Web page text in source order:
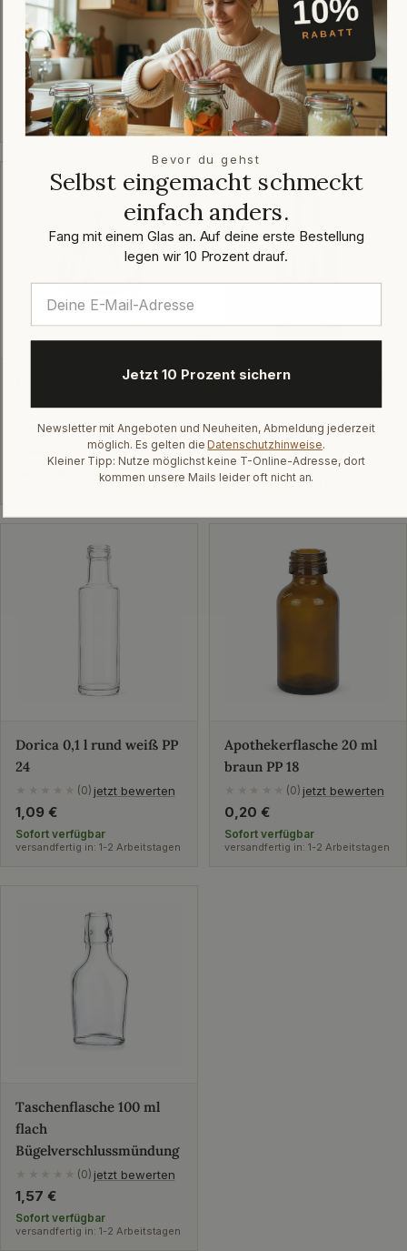
Bügelverschluss-
Mündung
★★★★★ (0) jetzt bewerten
Regulärer
Preis
1,07 €
Sofort verfügbar
versandfertig in: 1-2 Arbeitstagen
PP 18
★★★★★ jetzt bewerten
Regulärer
Preis
0,69 €
Ausverkauft
Herzflasche Passion 50
ml Weiß 11,5 mm RB
★★★★★(0)jetzt bewerten
Preis
Sofort verfügbar
versandfertig in: 1-2 Arbeitstagen
Nocturne-Flasche 100 ml
Weiß PP 22 mm
★★★★★(0)jetzt bewerten
Regulärer
Preis
1,68 €
Sofort verfügbar
versandfertig in: 1-2 Arbeitstagen
Dorica 0,1 l rund weiß PP
24
(0) jetzt bewerten
Regulärer
Preis
1,09 €
Sofort verfügbar
versandfertig in: 1-2 Arbeitstagen
Apothekerflasche 20 ml
braun PP 18
(0) jetzt bewerten
Regulärer
Preis
0,20 €
Sofort verfügbar
versandfertig in: 1-2 Arbeitstagen
Taschenflasche 100 ml
flach
Bügelverschlussmündung
(0) jetzt bewerten
Regulärer
Preis
1,57 €
Sofort verfügbar
versandfertig in: 1-2 Arbeitstagen
Bevor du gehst
Selbst eingemacht schmeckt
einfach anders.
Fang mit einem Glas an. Auf deine erste Bestellung
legen wir 10 Prozent drauf.
Jetzt 10 Prozent sichern
Newsletter mit Angeboten und Neuheiten, Abmeldung jederzeit
möglich. Es gelten die Datenschutzhinweise.
Kleiner Tipp: Nutze möglichst keine T-Online-Adresse, dort
kommen unsere Mails leider oft nicht an.